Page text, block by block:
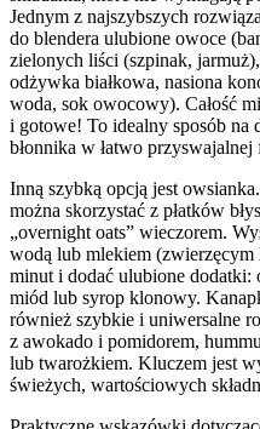
Jednym z najszybszych
do blendera ulubione owoce
zielonych liści (szpinak,
odżywka białkowa, nasiona
woda, sok owocowy). Całość
i gotowe! To idealny sposób na
błonnika w łatwo przyswajalnej
Inną szybką opcją jest
można skorzystać z płatków
„overnight oats” wieczorem.
wodą lub mlekiem
minut i dodać ulubione dodatki:
miód lub syrop klonowy.
również szybkie i uniwersalne
z awokado i pomidorem,
lub twarożkiem. Kluczem jest
świeżych, wartościowych